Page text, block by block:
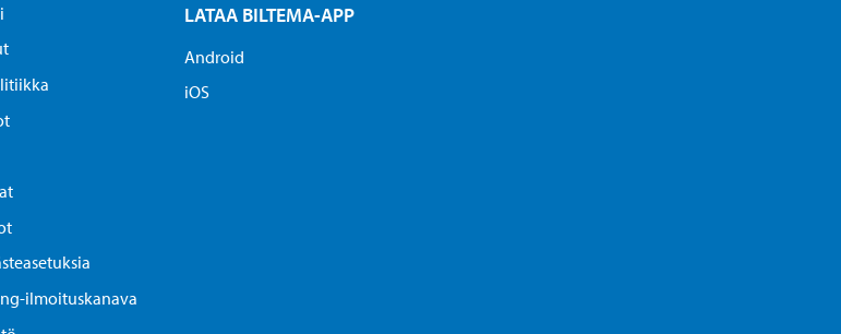
ilmoituskanava
LATAA BILTEMA-APP
Android
iOS